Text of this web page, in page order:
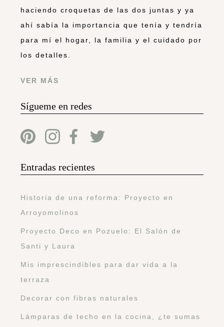
haciendo croquetas de las dos juntas y ya
ahí sabía la importancia que tenía y tendría
para mí el hogar, la familia y el cuidado por
los detalles.
VER MÁS
Sígueme en redes
Entradas recientes
Historia de una reforma: Proyecto en
Arroyomolinos
Proyecto Deco en Pozuelo: El Salón de
Santi y Laura
Mis imprescindibles para dar vida a la
terraza
Decorar con fibras naturales
Lámparas de techo en la cocina, ¿te sumas